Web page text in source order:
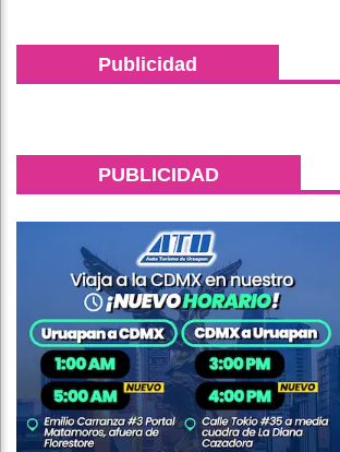
Publicidad
PUBLICIDAD